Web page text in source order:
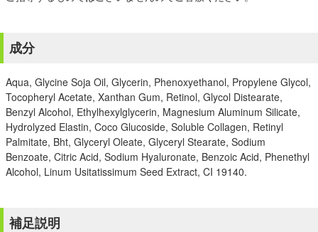
成分
Aqua, Glycine Soja Oil, Glycerin, Phenoxyethanol, Propylene Glycol,
Tocopheryl Acetate, Xanthan Gum, Retinol, Glycol Distearate,
Benzyl Alcohol, Ethylhexylglycerin, Magnesium Aluminum Silicate,
Hydrolyzed Elastin, Coco Glucoside, Soluble Collagen, Retinyl
Palmitate, Bht, Glyceryl Oleate, Glyceryl Stearate, Sodium
Benzoate, Citric Acid, Sodium Hyaluronate, Benzoic Acid, Phenethyl
Alcohol, Linum Usitatissimum Seed Extract, CI 19140.
補足説明